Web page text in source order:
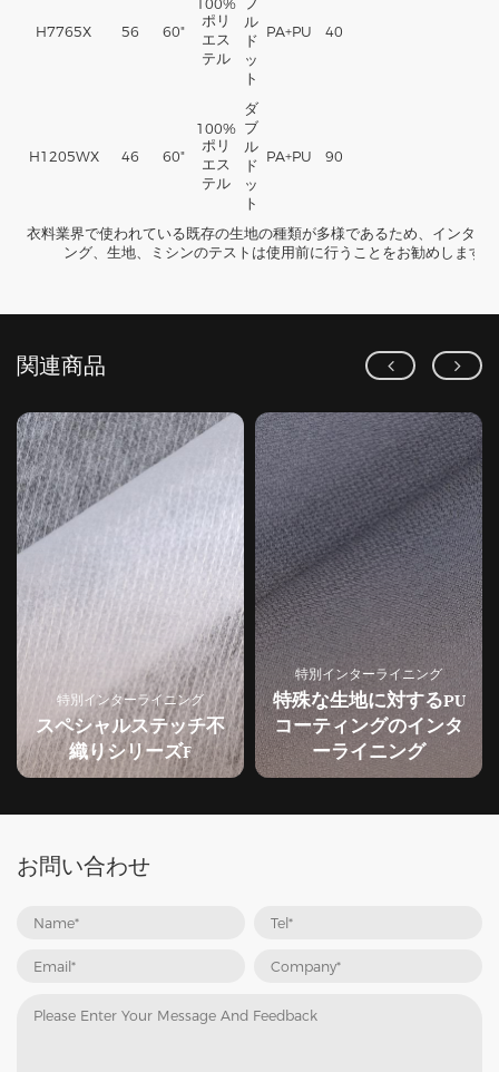
H7765X 56 60"
100%
ポリ
エス
テル
ル
ド
ッ
ト
PA+PU 40
H1205WX 46 60"
100%
ポリ
エス
テル
ダ
ブ
ル
ド
ッ
ト
PA+PU 90
衣料業界で使われている既存の生地の種類が多様であるため、インター
ング、生地、ミシンのテストは使用前に行うことをお勧めします。
関連商品
特別インターライニング
スペシャルステッチ不
織りシリーズF
特別インターライニング
特殊な生地に対するPU
コーティングのインタ
ーライニング
お問い合わせ